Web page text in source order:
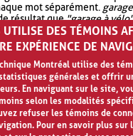
mot séparément.
résultat que"garage à vélo"
votre recherche avec OR
plus de résultat que
UTILISE DES TÉMOINS
EXPÉRIENCE DE
Montréal utilise des
générales et offrir
En naviguant sur le site,
selon les modalités
refuser les témoins de
Pour en savoir plus sur